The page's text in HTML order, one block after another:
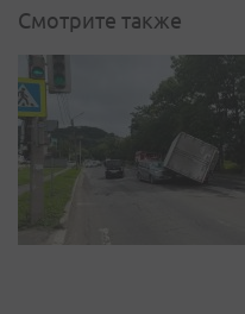
Смотрите также